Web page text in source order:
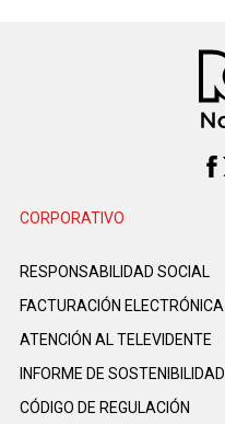
CORPORATIVO
RESPONSABILIDAD SOCIAL
FACTURACIÓN ELECTRÓNICA
ATENCIÓN AL TELEVIDENTE
INFORME DE SOSTENIBILIDAD
CÓDIGO DE REGULACIÓN